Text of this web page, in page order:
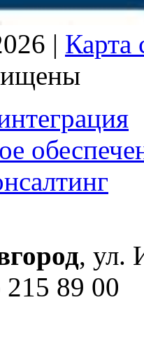
| Карта
, ул.
89 00